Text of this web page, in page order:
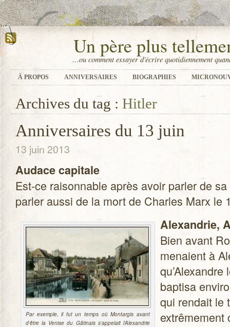
Un père plus
…ou comment essayer d'écrire quotidiennement
À PROPOS ANNIVERSAIRES BIOGRAPHIES
Archives du tag : Hitler
Anniversaires du 13 juin
13 juin 2013
Audace capi­tale
Est-ce rai­son­nable après avoir par­ler de
par­ler aussi de la mort de Charles Marx le
Par exemple, il fut un temps où Mon­tar­gis avant
d’être la Venise du Gâti­nais s’appelait l’Alexandrie
Alexan­drie,
Bien avant
menaient à
bap­tisa
qui ren­dait le
extrê­me­ment